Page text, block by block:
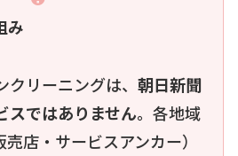
み
リーニングは、 朝日新聞
スではありません。各地域
店・サービスアンカー）